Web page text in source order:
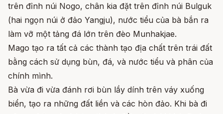
trên đỉnh núi Nogo, chân kia đặt trên đỉnh núi Bulguk
(hai ngọn núi ở đảo Yangju), nước tiểu của bà bắn ra
làm vỡ một tảng đá lớn trên đèo Munhakjae.
Mago tạo ra tất cả các thành tạo địa chất trên trái đất
bằng cách sử dụng bùn, đá, và nước tiểu và phân của
chính mình.
Bà vừa đi vừa đánh rơi bùn lầy dính trên váy xuống
biển, tạo ra những đất liền và các hòn đảo. Khi bà đi